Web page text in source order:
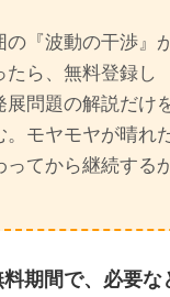
の『波動の干渉』
たら、無料登録し
展問題の解説だけ
モヤモヤが晴れ
ってから継続する
期間で、必要